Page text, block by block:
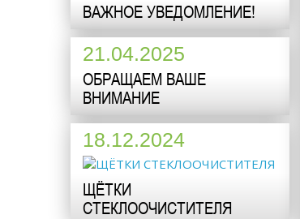
ВАЖНОЕ УВЕДОМЛЕНИЕ!
21.04.2025
ОБРАЩАЕМ ВАШЕ
ВНИМАНИЕ
18.12.2024
ЩЁТКИ
СТЕКЛООЧИСТИТЕЛЯ